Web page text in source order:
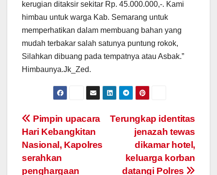
kerugian ditaksir sekitar Rp. 45.000.000,-. Kami
himbau untuk warga Kab. Semarang untuk
memperhatikan dalam membuang bahan yang
mudah terbakar salah satunya puntung rokok,
Silahkan dibuang pada tempatnya atau Asbak.”
Himbaunya.Jk_Zed.
Post
navigation
Terungkap identitas
jenazah tewas
dikamar hotel,
keluarga korban
datangi Polres
Pimpin upacara
Hari Kebangkitan
Nasional, Kapolres
serahkan
penghargaan